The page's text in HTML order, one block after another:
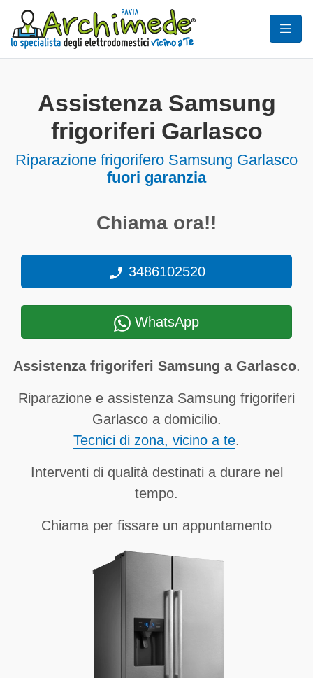
Assistenza Samsung
frigoriferi Garlasco
Riparazione frigorifero Samsung Garlasco
fuori garanzia
Chiama ora!!
3486102520
WhatsApp
Assistenza frigoriferi Samsung a Garlasco.
Riparazione e assistenza Samsung frigoriferi
Garlasco a domicilio.
Tecnici di zona, vicino a te.
Interventi di qualità destinati a durare nel
tempo.
Chiama per fissare un appuntamento